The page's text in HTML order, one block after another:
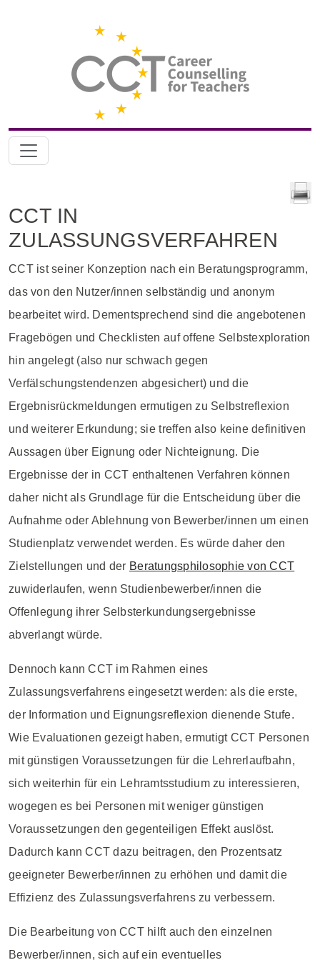
CCT IN
ZULASSUNGSVERFAHREN
CCT ist seiner Konzeption nach ein Beratungsprogramm,
das von den Nutzer/innen selbständig und anonym
bearbeitet wird. Dementsprechend sind die angebotenen
Fragebögen und Checklisten auf offene Selbstexploration
hin angelegt (also nur schwach gegen
Verfälschungstendenzen abgesichert) und die
Ergebnisrückmeldungen ermutigen zu Selbstreflexion
und weiterer Erkundung; sie treffen also keine definitiven
Aussagen über Eignung oder Nichteignung. Die
Ergebnisse der in CCT enthaltenen Verfahren können
daher nicht als Grundlage für die Entscheidung über die
Aufnahme oder Ablehnung von Bewerber/innen um einen
Studienplatz verwendet werden. Es würde daher den
Zielstellungen und der Beratungsphilosophie von CCT
zuwiderlaufen, wenn Studienbewerber/innen die
Offenlegung ihrer Selbsterkundungsergebnisse
abverlangt würde.
Dennoch kann CCT im Rahmen eines
Zulassungsverfahrens eingesetzt werden: als die erste,
der Information und Eignungsreflexion dienende Stufe.
Wie Evaluationen gezeigt haben, ermutigt CCT Personen
mit günstigen Voraussetzungen für die Lehrerlaufbahn,
sich weiterhin für ein Lehramtsstudium zu interessieren,
wogegen es bei Personen mit weniger günstigen
Voraussetzungen den gegenteiligen Effekt auslöst.
Dadurch kann CCT dazu beitragen, den Prozentsatz
geeigneter Bewerber/innen zu erhöhen und damit die
Effizienz des Zulassungsverfahrens zu verbessern.
Die Bearbeitung von CCT hilft auch den einzelnen
Bewerber/innen, sich auf ein eventuelles